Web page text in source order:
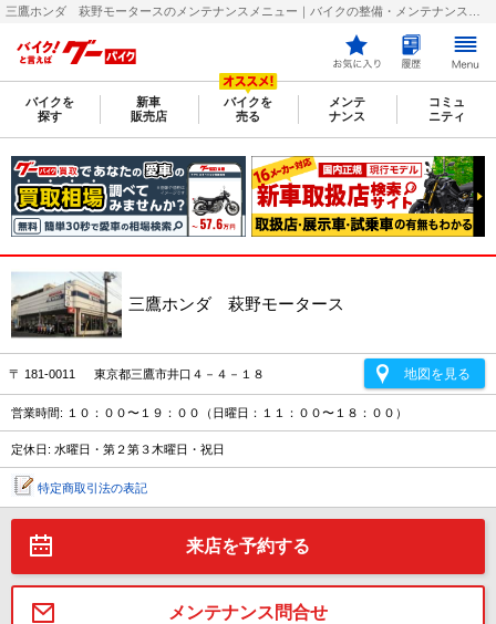
バイクを
探す
新車
販売店
バイクを
売る
メンテ
ナンス
コミュ
ニティ
三鷹ホンダ 萩野モータース
〒 181-0011 東京都三鷹市井口４－４－１８ 地図を見る
営業時間: １０：００〜１９：００（日曜日：１１：００〜１８：００）
定休日: 水曜日・第２第３木曜日・祝日
特定商取引法の表記
来店を予約する
メンテナンス問合せ